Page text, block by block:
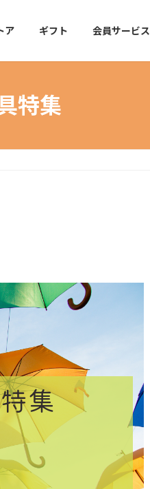
ア ギフト 会員サービス
特集
集